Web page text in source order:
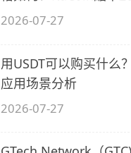
价格预测
2026-07-27
用USDT可以购买什么
应用场景分析
2026-07-27